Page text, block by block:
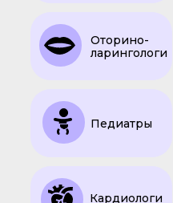
Кардиологи
Оторино-
ларингологи
Педиатры